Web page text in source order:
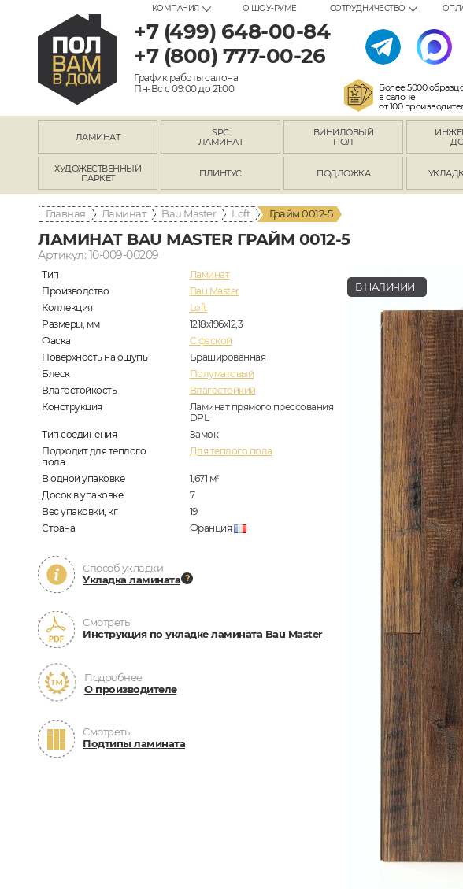
КОМПАНИЯ О ШОУ-РУМЕ СОТРУДНИЧЕСТВО
+7 (499) 648-00-84
+7 (800) 777-00-26
График работы салона
Пн-Вс с 09:00 до 21:00
Более 5000
в салоне
от 100
ЛАМИНАТ
SPC
ЛАМИНАТ
ВИНИЛОВЫЙ
ПОЛ
ХУДОЖЕСТВЕННЫЙ
ПАРКЕТ
ПЛИНТУС ПОДЛОЖКА
Главная Ламинат Bau Master Loft Грайм 0012-5
ЛАМИНАТ BAU MASTER ГРАЙМ 0012-5
Артикул: 10-009-00209
Тип
Ламинат
Производство
Bau Master
Коллекция
Loft
Размеры, мм
1218х196х12,3
Фаска
C фаской
Поверхность на ощупь
Брашированная
Блеск
Полуматовый
Влагостойкость
Влагостойкий
Конструкция
Ламинат прямого прессования
DPL
Тип соединения
Замок
Подходит для теплого
пола
Для теплого пола
В одной упаковке 1,671 м2
Досок в упаковке
7
Вес упаковки, кг
19
Страна
Франция
Способ укладки
Укладка ламината
Смотреть
Инструкция по укладке ламината Bau Master
Подробнее
О производителе
Смотреть
Подтипы ламината
В НАЛИЧИИ